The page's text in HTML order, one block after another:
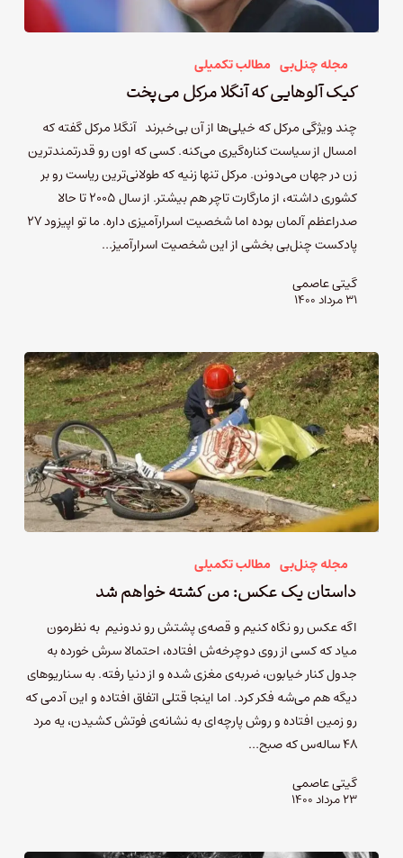
مجله چنل‌بی مطالب تکمیلی
کیک آلوهایی که آنگلا مرکل می‌پخت
چند ویژگی مرکل که خیلی‌ها از آن بی‌خبرند آنگلا مرکل گفته که
امسال از سیاست کناره‌گیری می‌کنه. کسی که اون رو قدرتمندترین
زن در جهان می‌دونن. مرکل تنها زنیه که طولانی‌ترین ریاست رو بر
کشوری داشته، از مارگارت تاچر هم بیشتر. از سال ۲۰۰۵ تا حالا
صدراعظم آلمان بوده اما شخصیت اسرارآمیزی داره. ما تو اپیزود ۲۷
پادکست چنل‌بی بخشی از این شخصیت اسرارآمیز…
گیتی عاصمی
۳۱ مرداد ۱۴۰۰
مجله چنل‌بی مطالب تکمیلی
داستان یک عکس: من کشته خواهم شد
اگه عکس رو نگاه کنیم و قصه‌ی پشتش رو ندونیم به نظرمون
میاد که کسی از روی دوچرخه‌ش افتاده، احتمالا سرش خورده به
جدول کنار خیابون، ضربه‌ی مغزی شده و از دنیا رفته. به سناریوهای
دیگه هم می‌شه فکر کرد. اما اینجا قتلی اتفاق افتاده و این آدمی که
رو زمین افتاده و روش پارچه‌ای به نشانه‌ی فوتش کشیدن، یه مرد
۴۸ ساله‌س که صبح…
گیتی عاصمی
۲۳ مرداد ۱۴۰۰